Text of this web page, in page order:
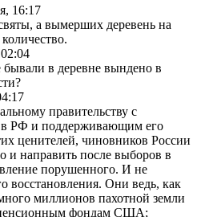
16:17
а вымерших деревень на
в деревне вындено в
правительству с
РФ и поддерживающим его
ценителей, чиновников России
и направить после выборов в
порушенного. И не
восстановления. Они ведь, как
миллионов пахотной земли
пенсионным фондам США;